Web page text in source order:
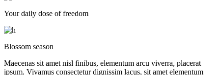
Your daily dose of freedom
Blossom season
Maecenas sit amet nisl finibus, elementum arcu viverra, placerat
ipsum. Vivamus consectetur dignissim lacus, sit amet elementum